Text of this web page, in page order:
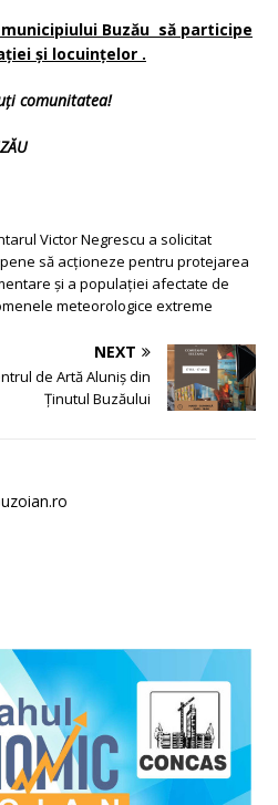
Buzău să participe
și locuințelor .
comunitatea!
Victor Negrescu a solicitat
să acționeze pentru protejarea
și a populației afectate de
meteorologice extreme
NEXT
de Artă Aluniș din
Ținutul Buzăului